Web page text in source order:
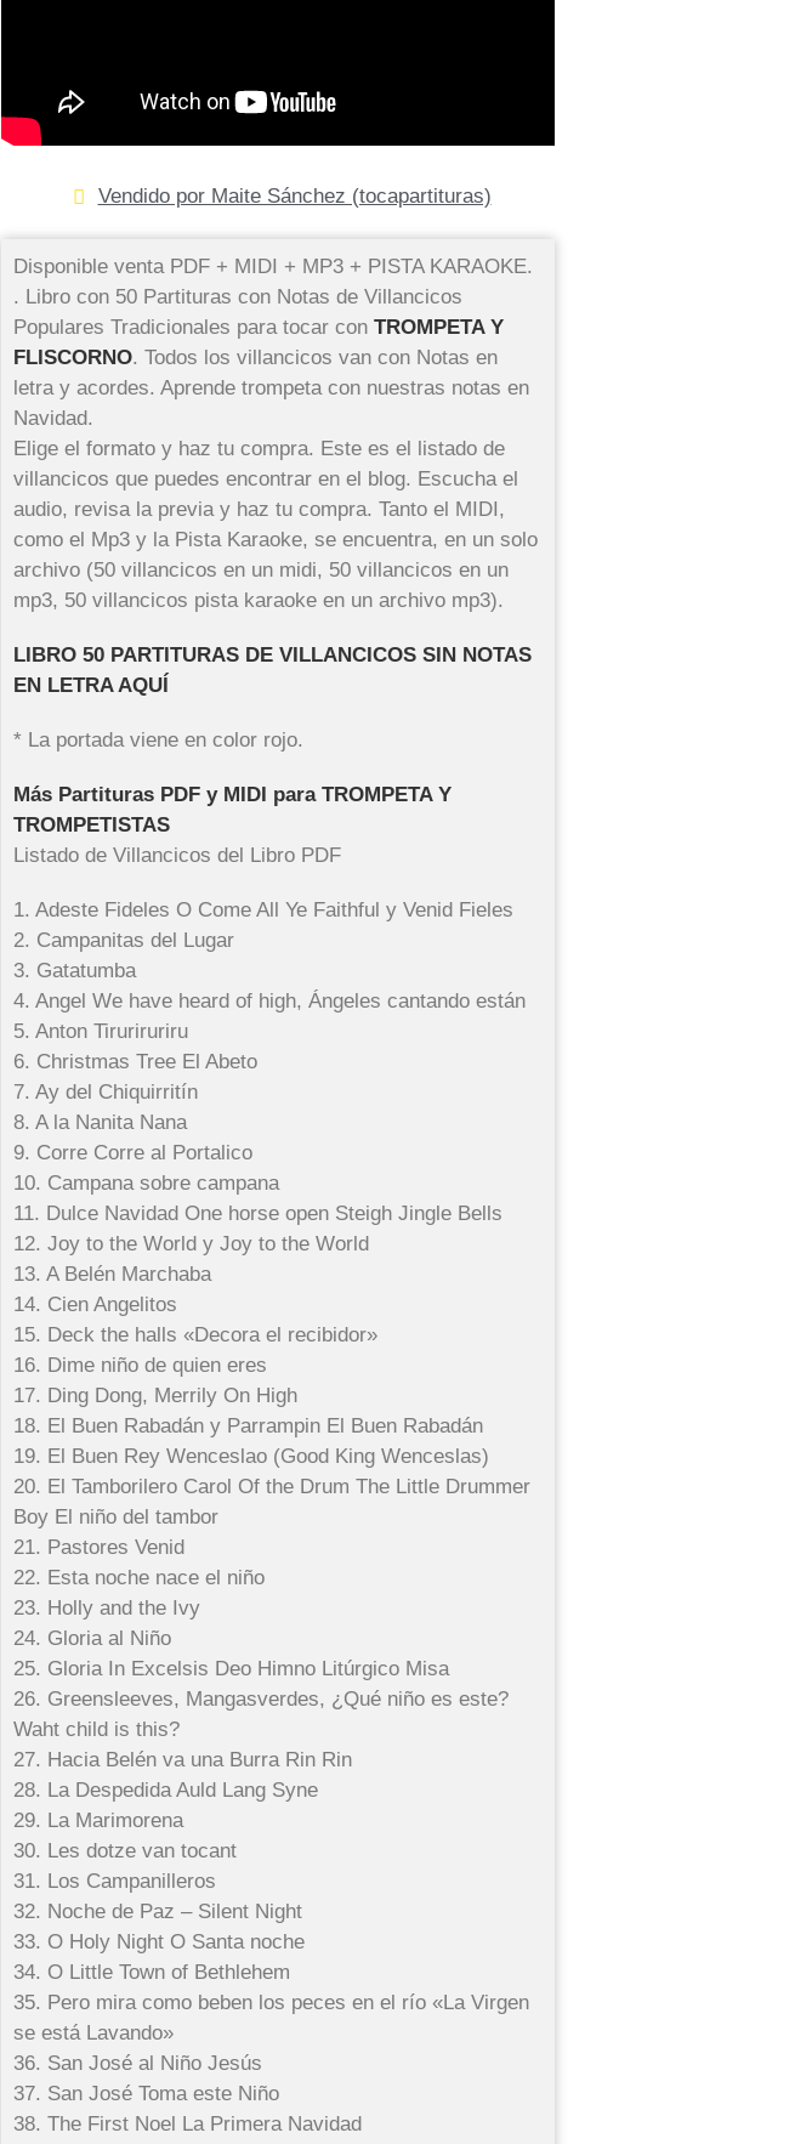
Vendido por Maite Sánchez (tocapartituras)
Disponible venta PDF + MIDI + MP3 + PISTA KARAOKE.
. Libro con 50 Partituras con Notas de Villancicos
Populares Tradicionales para tocar conTROMPETA Y
FLISCORNO. Todos los villancicos van con Notas en
letra y acordes. Aprende trompeta con nuestras notas en
Navidad.
Elige el formato y haz tu compra. Este es el listado de
villancicos que puedes encontrar en el blog. Escucha el
audio, revisa la previa y haz tu compra. Tanto el MIDI,
como el Mp3 y la Pista Karaoke, se encuentra, en un solo
archivo (50 villancicos en un midi, 50 villancicos en un
mp3, 50 villancicos pista karaoke en un archivo mp3).
LIBRO 50 PARTITURAS DE VILLANCICOS SIN NOTAS
EN LETRA AQUÍ
* La portada viene en color rojo.
Más Partituras PDF y MIDI para TROMPETA Y
TROMPETISTAS
Listado de Villancicos del Libro PDF
1. Adeste Fideles O Come All Ye Faithful y Venid Fieles
2. Campanitas del Lugar
3. Gatatumba
4. Angel We have heard of high, Ángeles cantando están
5. Anton Tiruriruriru
6. Christmas Tree El Abeto
7. Ay del Chiquirritín
8. A la Nanita Nana
9. Corre Corre al Portalico
10. Campana sobre campana
11. Dulce Navidad One horse open Steigh Jingle Bells
12. Joy to the World y Joy to the World
13. A Belén Marchaba
14. Cien Angelitos
15. Deck the halls «Decora el recibidor»
16. Dime niño de quien eres
17. Ding Dong, Merrily On High
18. El Buen Rabadán y Parrampin El Buen Rabadán
19. El Buen Rey Wenceslao (Good King Wenceslas)
20. El Tamborilero Carol Of the Drum The Little Drummer
Boy El niño del tambor
21. Pastores Venid
22. Esta noche nace el niño
23. Holly and the Ivy
24. Gloria al Niño
25. Gloria In Excelsis Deo Himno Litúrgico Misa
26. Greensleeves, Mangasverdes, ¿Qué niño es este?
Waht child is this?
27. Hacia Belén va una Burra Rin Rin
28. La Despedida Auld Lang Syne
29. La Marimorena
30. Les dotze van tocant
31. Los Campanilleros
32. Noche de Paz – Silent Night
33. O Holy Night O Santa noche
34. O Little Town of Bethlehem
35. Pero mira como beben los peces en el río «La Virgen
se está Lavando»
36. San José al Niño Jesús
37. San José Toma este Niño
38. The First Noel La Primera Navidad